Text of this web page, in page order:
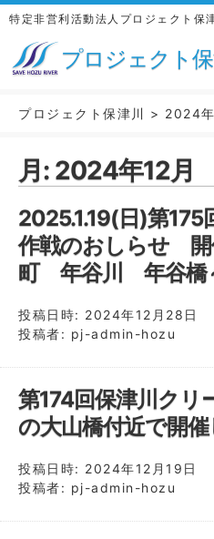
特定非営利活動法人プロジェクト保
プロジェクト保
プロジェクト保津川 > 2024年
月: 2024年12月
2025.1.19(日)第175
作戦のおしらせ 開
町 年谷川 年谷橋
投稿日時: 2024年12月28日
投稿者: pj-admin-hozu
第174回保津川クリ
の大山橋付近で開催
投稿日時: 2024年12月19日
投稿者: pj-admin-hozu